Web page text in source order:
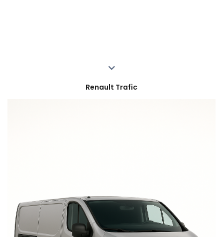
Renault Trafic